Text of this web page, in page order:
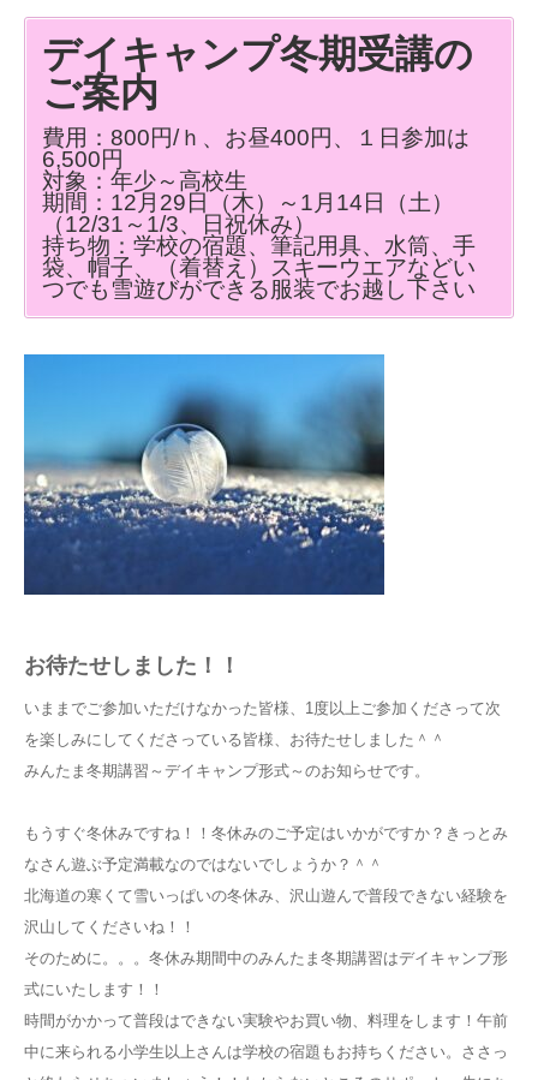
デイキャンプ冬期受講の
ご案内
費用：800円/ｈ、お昼400円、１日参加は
6,500円
対象：年少～高校生
期間：12月29日（木）～1月14日（土）
（12/31～1/3、日祝休み）
持ち物：学校の宿題、筆記用具、水筒、手
袋、帽子、（着替え）スキーウエアなどい
つでも雪遊びができる服装でお越し下さい
お待たせしました！！
いままでご参加いただけなかった皆様、1度以上ご参加くださって次
を楽しみにしてくださっている皆様、お待たせしました＾＾
みんたま冬期講習～デイキャンプ形式～のお知らせです。
もうすぐ冬休みですね！！冬休みのご予定はいかがですか？きっとみ
なさん遊ぶ予定満載なのではないでしょうか？＾＾
北海道の寒くて雪いっぱいの冬休み、沢山遊んで普段できない経験を
沢山してくださいね！！
そのために。。。冬休み期間中のみんたま冬期講習はデイキャンプ形
式にいたします！！
時間がかかって普段はできない実験やお買い物、料理をします！午前
中に来られる小学生以上さんは学校の宿題もお持ちください。ささっ